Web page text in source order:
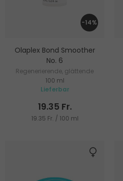
-14%
Olaplex Bond Smoother
No. 6
Regenerierende, glättende
Haarcreme
100 ml
Lieferbar
19.35 Fr.
19.35 Fr. / 100 ml